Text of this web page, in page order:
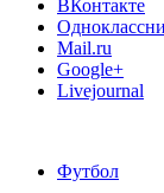
ВКонтакте
Mail.ru
Google+
Livejournal
Футбол